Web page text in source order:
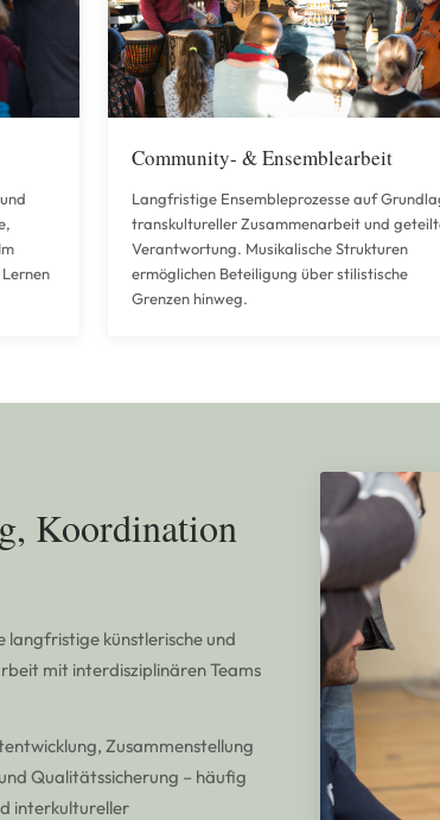
Community- & Ensemblearbeit
Langfristige Ensembleprozesse auf
transkultureller Zusammenarbeit und
Verantwortung. Musikalische Strukturen
ermöglichen Beteiligung über stilistische
Grenzen hinweg.
Koordination
langfristige künstlerische und
mit interdisziplinären Teams
Zusammenstellung
Qualitätssicherung – häufig
interkultureller